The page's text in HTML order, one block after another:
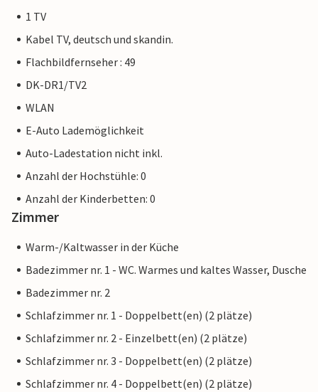
1 TV
Kabel TV, deutsch und skandin.
Flachbildfernseher : 49
DK-DR1/TV2
WLAN
E-Auto Lademöglichkeit
Auto-Ladestation nicht inkl.
Anzahl der Hochstühle: 0
Anzahl der Kinderbetten: 0
Zimmer
Warm-/Kaltwasser in der Küche
Badezimmer nr. 1 - WC. Warmes und kaltes Wasser, Dusche
Badezimmer nr. 2
Schlafzimmer nr. 1 - Doppelbett(en) (2 plätze)
Schlafzimmer nr. 2 - Einzelbett(en) (2 plätze)
Schlafzimmer nr. 3 - Doppelbett(en) (2 plätze)
Schlafzimmer nr. 4 - Doppelbett(en) (2 plätze)